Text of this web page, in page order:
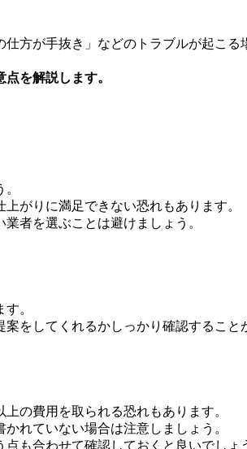
方が手抜き」などのトラブルが起こる
を解説します。
がりに満足できない恐れもあります。
者を選ぶことは避けましょう。
。
をしてくれるかしっかり確認すること
の費用を取られる恐れもあります。
れていない場合は注意しましょう。
も合わせて確認しておくと良いでしょ